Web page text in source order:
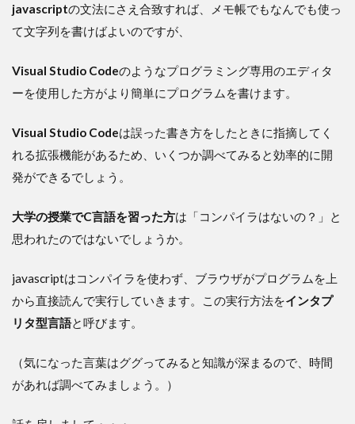
javascriptの文法にさえ合致すれば、メモ帳でもなんでも使っ
て文字列を書けばよいのですが、
Visual Studio Codeのようなプログラミング専用のエディタ
ーを使用した方がより簡単にプログラムを書けます。
Visual Studio Codeは誤った書き方をしたときに指摘してく
れる拡張機能があるため、いくつか調べてみると効率的に開
発ができるでしょう。
大学の授業でC言語を習った方は「コンパイラはないの？」と
思われたのではないでしょうか。
javascriptはコンパイラを使わず、ブラウザがプログラムを上
から直接読んで実行していきます。この実行方法をインタプ
リタ型言語と呼びます。
（気になった言葉はググってみると知識が深まるので、時間
があれば調べてみましょう。）